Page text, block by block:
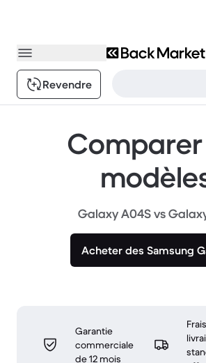
Revendre
Galaxy A04S vs
Acheter des Samsung
Garantie
commerciale
de 12 mois